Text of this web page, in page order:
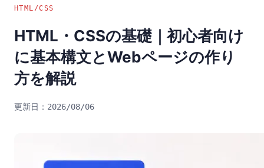
HTML/CSS
HTML・CSSの基礎｜初心者向け
に基本構文とWebページの作り
方を解説
2026/08/06